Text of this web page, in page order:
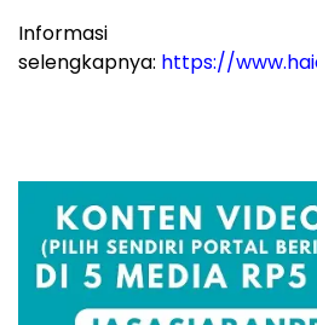
Informasi
selengkapnya: https://